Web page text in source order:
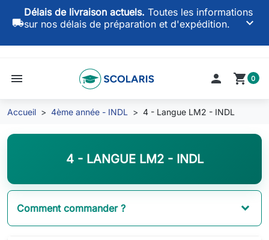
local_shipping
Délais de livraison actuels. Toutes les informations
sur nos délais de préparation et d'expédition.
keyboard_arrow_down
menu  shopping_cart 0
Accueil 4ème année - INDL 4 - Langue LM2 - INDL
4 - LANGUE LM2 - INDL
Comment commander ?